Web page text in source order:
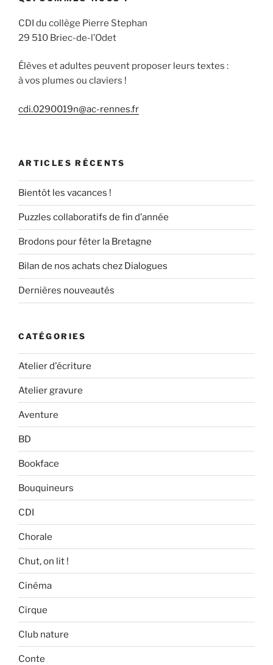
CDI du collège Pierre Stephan
29 510 Briec-de-l’Odet
Élèves et adultes peuvent proposer leurs textes :
à vos plumes ou claviers !
cdi.0290019n@ac-rennes.fr
ARTICLES RÉCENTS
Bientôt les vacances !
Puzzles collaboratifs de fin d’année
Brodons pour fêter la Bretagne
Bilan de nos achats chez Dialogues
Dernières nouveautés
CATÉGORIES
Atelier d'écriture
Atelier gravure
Aventure
BD
Bookface
Bouquineurs
CDI
Chorale
Chut, on lit !
Cinéma
Cirque
Club nature
Conte